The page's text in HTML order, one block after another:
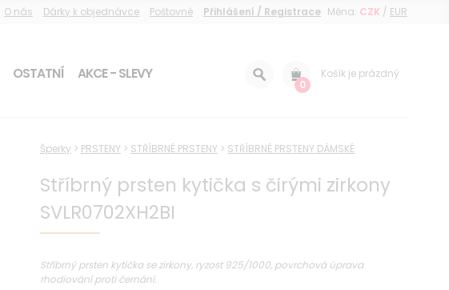
O nás Dárky k objednávce Poštovné Přihlášení / Registrace Měna: CZK / EUR
0
Košík je prázdný
OSTATNÍ
AKCE - SLEVY
Šperky > PRSTENY > STŘÍBRNÉ PRSTENY > STŘÍBRNÉ PRSTENY DÁMSKÉ
Stříbrný prsten kytička s čirými zirkony
SVLR0702XH2BI
Stříbrný prsten kytička se zirkony, ryzost 925/1000, povrchová úprava
rhodiování proti černání.